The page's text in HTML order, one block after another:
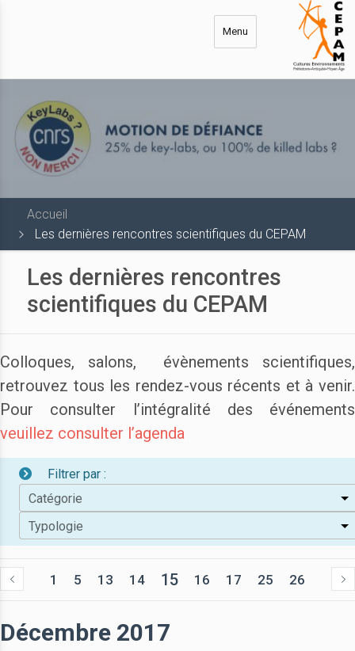
Menu
Accueil
Les dernières rencontres scientifiques du CEPAM
Les dernières rencontres
scientifiques du CEPAM
Colloques, salons, évènements scientifiques,
retrouvez tous les rendez-vous récents et à venir.
Pour consulter l’intégralité des événements
veuillez consulter l’agenda
Filtrer par :
Catégorie
Typologie
1 5 13 14 15 16 17 25 26
Décembre 2017